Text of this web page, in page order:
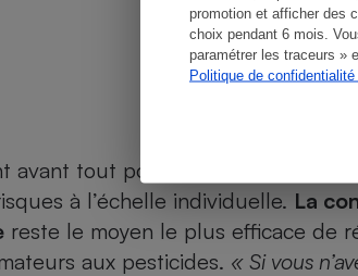
promotion et afficher des
choix pendant 6 mois.
paramétrer les traceurs »
Politique de
avant tout politiques (voir plus
à l’échelle individuelle. La
reste le moyen le plus efficace de
aux pesticides. « Si vous